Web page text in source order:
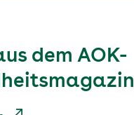
dem AOK-